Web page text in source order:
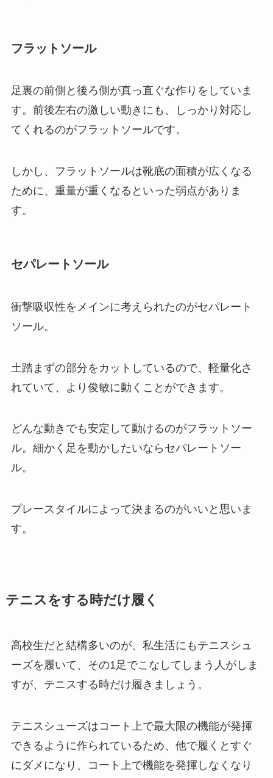
フラットソール
足裏の前側と後ろ側が真っ直ぐな作りをしていま
す。前後左右の激しい動きにも、しっかり対応し
てくれるのがフラットソールです。
しかし、フラットソールは靴底の面積が広くなる
ために、重量が重くなるといった弱点がありま
す。
セパレートソール
衝撃吸収性をメインに考えられたのがセパレート
ソール。
土踏まずの部分をカットしているので、軽量化さ
れていて、より俊敏に動くことができます。
どんな動きでも安定して動けるのがフラットソー
ル。細かく足を動かしたいならセパレートソー
ル。
プレースタイルによって決まるのがいいと思いま
す。
テニスをする時だけ履く
高校生だと結構多いのが、私生活にもテニスシュ
ーズを履いて、その1足でこなしてしまう人がしま
すが、テニスする時だけ履きましょう。
テニスシューズはコート上で最大限の機能が発揮
できるように作られているため、他で履くとすぐ
にダメになり、コート上で機能を発揮しなくなり